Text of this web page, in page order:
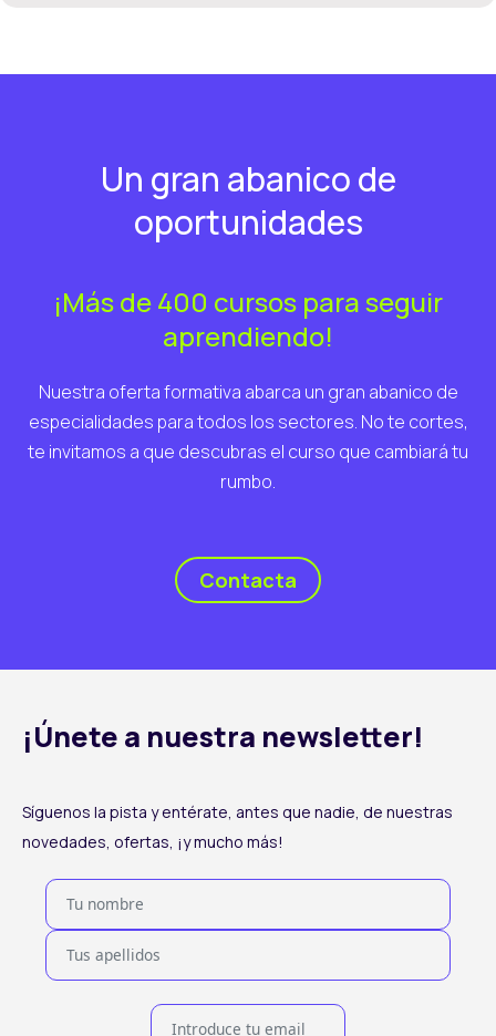
Un gran abanico de
oportunidades
¡Más de 400 cursos para seguir
aprendiendo!
Nuestra oferta formativa abarca un gran abanico de
especialidades para todos los sectores. No te cortes,
te invitamos a que descubras el curso que cambiará tu
rumbo.
Contacta
¡Únete a nuestra newsletter!
Síguenos la pista y entérate, antes que nadie, de nuestras
novedades, ofertas, ¡y mucho más!